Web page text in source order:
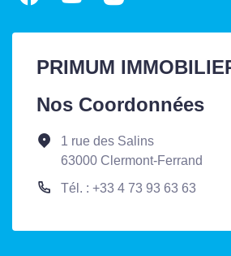
PRIMUM
Nos Coordonnées
1 rue des Salins
63000 Clermont-Ferrand
Tél. : +33 4 73 93 63 63